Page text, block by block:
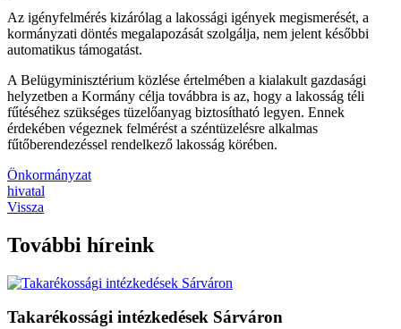
Az igényfelmérés kizárólag a lakossági igények megismerését, a
kormányzati döntés megalapozását szolgálja, nem jelent későbbi
automatikus támogatást.
A Belügyminisztérium közlése értelmében a kialakult gazdasági
helyzetben a Kormány célja továbbra is az, hogy a lakosság téli
fűtéséhez szükséges tüzelőanyag biztosítható legyen. Ennek
érdekében végeznek felmérést a széntüzelésre alkalmas
fűtőberendezéssel rendelkező lakosság körében.
Önkormányzat
hivatal
Vissza
További híreink
Takarékossági intézkedések Sárváron